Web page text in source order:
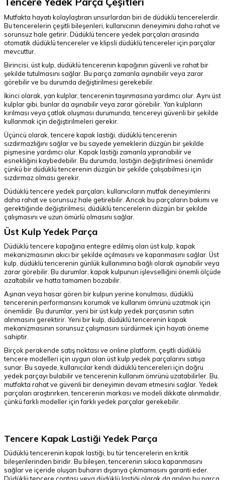
Mutfakta hayatı kolaylaştıran unsurlardan biri de düdüklü tencerelerdir.
Bu tencerelerin çeşitli bileşenleri, kullanıcının deneyimini daha rahat ve
sorunsuz hale getirir. Düdüklü tencere yedek parçaları arasında
otomatik düdüklü tencereler ve klipsli düdüklü tencereler için parçalar
mevcuttur.
Birincisi, üst kulp, düdüklü tencerenin kapağının güvenli ve rahat bir
şekilde tutulmasını sağlar. Bu parça zamanla aşınabilir veya zarar
görebilir ve bu durumda değiştirilmesi gerekebilir.
İkinci olarak, yan kulplar, tencerenin taşınmasına yardımcı olur. Aynı üst
kulplar gibi, bunlar da aşınabilir veya zarar görebilir. Yan kulpların
kırılması veya çatlak oluşması durumunda, tencereyi güvenli bir şekilde
kullanmak için değiştirilmeleri gerekir.
Üçüncü olarak, tencere kapak lastiği, düdüklü tencerenin
sızdırmazlığını sağlar ve bu sayede yemeklerin düzgün bir şekilde
pişmesine yardımcı olur. Kapak lastiği zamanla yıpranabilir ve
esnekliğini kaybedebilir. Bu durumda, lastiğin değiştirilmesi önemlidir
çünkü bir düdüklü tencerenin düzgün bir şekilde çalışabilmesi için
sızdırmaz olması gerekir.
Düdüklü tencere yedek parçaları, kullanıcıların mutfak deneyimlerini
daha rahat ve sorunsuz hale getirebilir. Ancak bu parçaların bakımı ve
gerektiğinde değiştirilmesi, düdüklü tencerelerin düzgün bir şekilde
çalışmasını ve uzun ömürlü olmasını sağlar.
Üst Kulp Yedek Parça
Düdüklü tencere kapağına entegre edilmiş olan üst kulp, kapak
mekanizmasının akıcı bir şekilde açılmasını ve kapanmasını sağlar. Üst
kulp, düdüklü tencerenin günlük kullanımına bağlı olarak aşınabilir veya
zarar görebilir. Bu durumlar, kapak kulpunun işlevselliğini önemli ölçüde
azaltabilir ve hatta tamamen bozabilir.
Aşınan veya hasar gören bir kulpun yerine konulması, düdüklü
tencerenin performansını korumak ve kullanım ömrünü uzatmak için
önemlidir. Bu durumlar, yeni bir üst kulp yedek parçasının satın
alınmasını gerektirir. Yeni bir kulp, düdüklü tencerenin kapak
mekanizmasının sorunsuz çalışmasını sürdürmek için hayati öneme
sahiptir.
Birçok perakende satış noktası ve online platform, çeşitli düdüklü
tencere modelleri için uygun olan üst kulp yedek parçalarını satışa
sunar. Bu sayede, kullanıcılar kendi düdüklü tencereleri için doğru
yedek parçayı bulabilir ve tencerenin kullanım ömrünü uzatabilirler. Bu,
mutfakta rahat ve güvenli bir deneyimin devam etmesini sağlar. Yedek
parçaları araştırırken, tencerenin markası ve modeli dikkate alınmalıdır,
çünkü farklı modeller için farklı yedek parçalar gerekebilir.
Tencere Kapak Lastiği Yedek Parça
Düdüklü tencerenin kapak lastiği, bu tür tencerelerin en kritik
bileşenlerinden biridir. Bu bileşen, tencerenin sıkıca kapanmasını
sağlar ve içeride oluşan buharın dışarıya çıkmamasını garanti eder.